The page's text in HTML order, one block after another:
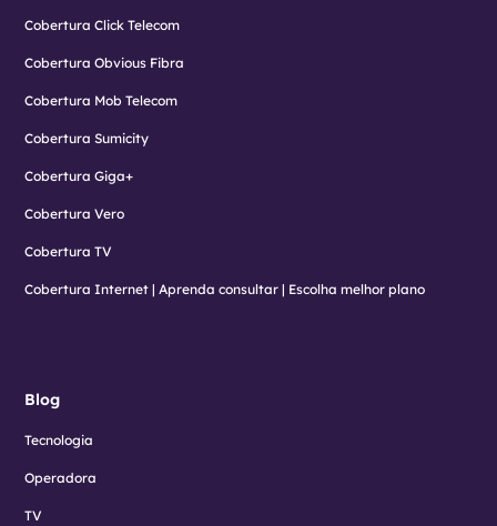
Cobertura Click Telecom
Cobertura Obvious Fibra
Cobertura Mob Telecom
Cobertura Sumicity
Cobertura Giga+
Cobertura Vero
Cobertura TV
Cobertura Internet | Aprenda consultar | Escolha melhor plano
Blog
Tecnologia
Operadora
TV